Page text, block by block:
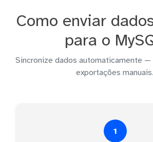
Como enviar
para o
Sincronize dados automaticamente
exportações manuais.
1